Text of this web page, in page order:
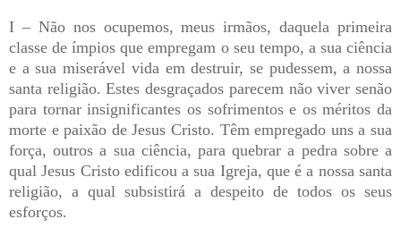
I – Não nos ocupemos, meus irmãos, daquela primeira
classe de ímpios que empregam o seu tempo, a sua ciência
e a sua miserável vida em destruir, se pudessem, a nossa
santa religião. Estes desgraçados parecem não viver senão
para tornar insignificantes os sofrimentos e os méritos da
morte e paixão de Jesus Cristo. Têm empregado uns a sua
força, outros a sua ciência, para quebrar a pedra sobre a
qual Jesus Cristo edificou a sua Igreja, que é a nossa santa
religião, a qual subsistirá a despeito de todos os seus
esforços.